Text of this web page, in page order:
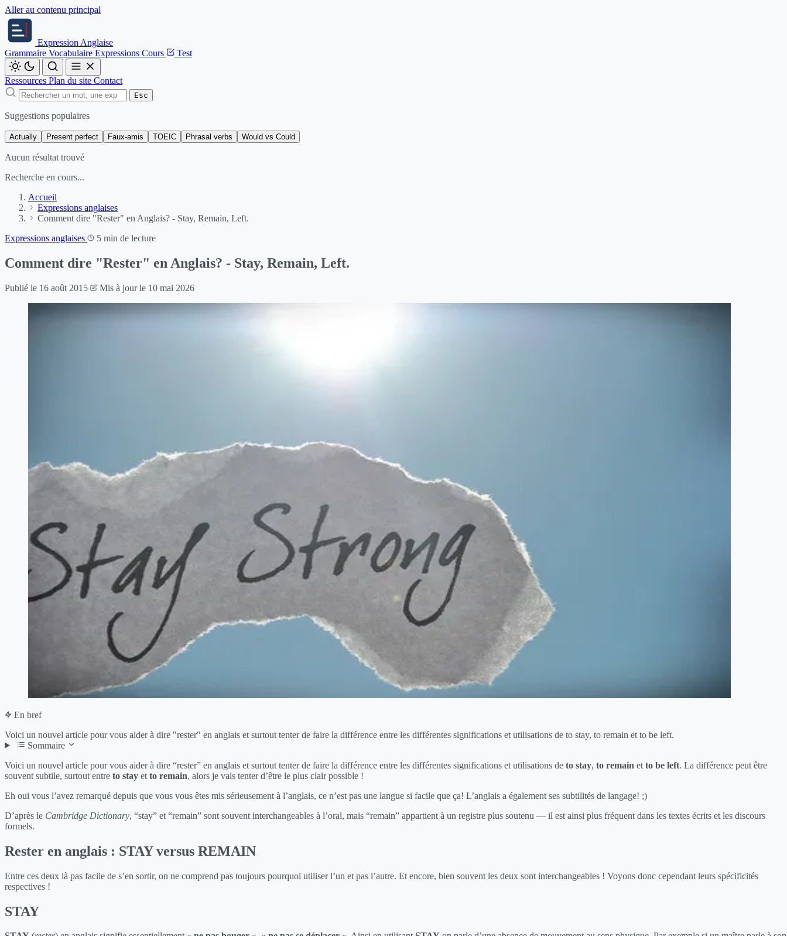
Aller au contenu principal
Expression Anglaise
Grammaire Vocabulaire Expressions Cours Test
Ressources Plan du site Contact
Esc
Suggestions populaires
Actually Present perfect Faux-amis TOEIC Phrasal verbs Would vs Could
Aucun résultat trouvé
Recherche en cours...
Accueil
Expressions anglaises
Comment dire "Rester" en Anglais? - Stay, Remain, Left.
Expressions anglaises
5 min de lecture
Comment dire "Rester" en Anglais? - Stay, Remain, Left.
Publié le 16 août 2015 Mis à jour le 10 mai 2026
En bref
Voici un nouvel article pour vous aider à dire "rester" en anglais et surtout tenter de faire la différence entre les différentes significations et utilisations de to stay, to remain et to be left.
Sommaire
Voici un nouvel article pour vous aider à dire “rester” en anglais et surtout tenter de faire la différence entre les différentes significations et utilisations de to stay, to remain et to be left. La différence peut être
souvent subtile, surtout entre to stay et to remain, alors je vais tenter d’être le plus clair possible !
Eh oui vous l’avez remarqué depuis que vous vous êtes mis sérieusement à l’anglais, ce n’est pas une langue si facile que ça! L’anglais a également ses subtilités de langage! ;)
D’après le Cambridge Dictionary, “stay” et “remain” sont souvent interchangeables à l’oral, mais “remain” appartient à un registre plus soutenu — il est ainsi plus fréquent dans les textes écrits et les discours
formels.
Rester en anglais : STAY versus REMAIN
Entre ces deux là pas facile de s’en sortir, on ne comprend pas toujours pourquoi utiliser l’un et pas l’autre. Et encore, bien souvent les deux sont interchangeables ! Voyons donc cependant leurs spécificités
respectives !
STAY